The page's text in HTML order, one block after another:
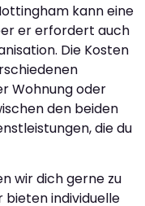
kann eine
er erfordert auch
Die Kosten
Wohnung oder
den beiden
die du
wir dich gerne zu
bieten individuelle